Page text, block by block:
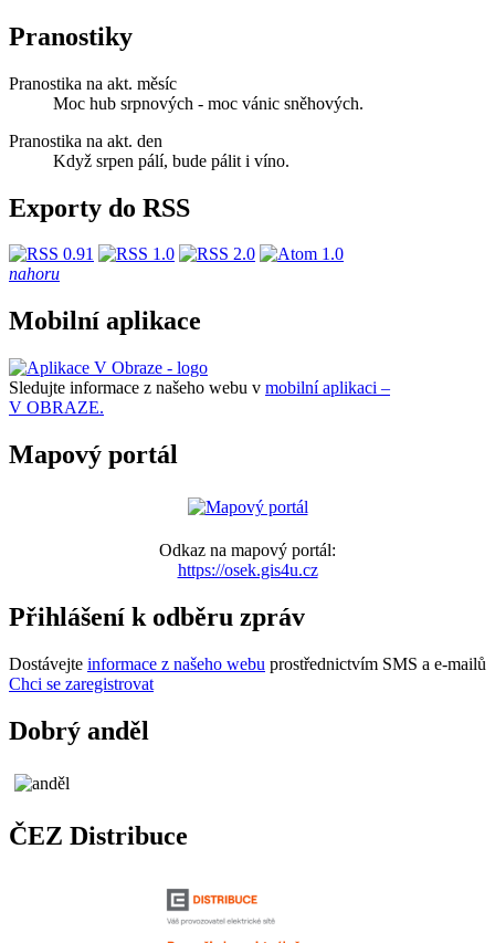
Pranostiky
Pranostika na akt. měsíc
Moc hub srpnových - moc vánic sněhových.
Pranostika na akt. den
Když srpen pálí, bude pálit i víno.
Exporty do RSS
nahoru
Mobilní aplikace
Sledujte informace z našeho webu v mobilní aplikaci –
V OBRAZE.
Mapový portál
Odkaz na mapový portál:
https://osek.gis4u.cz
Přihlášení k odběru zpráv
Dostávejte informace z našeho webu prostřednictvím SMS a e-mailů
Chci se zaregistrovat
Dobrý anděl
ČEZ Distribuce